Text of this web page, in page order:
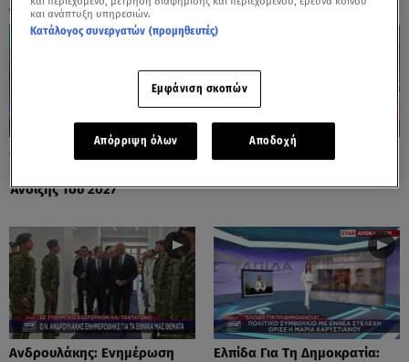
Μητσοτάκης: Σχεδιάζει
Άνοιξης Του 2027
Μαρκόπουλος Κατά Άδωνι
Ανδρουλάκης: Ενημέρωση
Ελπίδα Για Τη Δημοκρατία:
και ανάπτυξη υπηρεσιών.
Κατάλογος συνεργατών (προμηθευτές)
Εμφάνιση σκοπών
Απόρριψη όλων Αποδοχή